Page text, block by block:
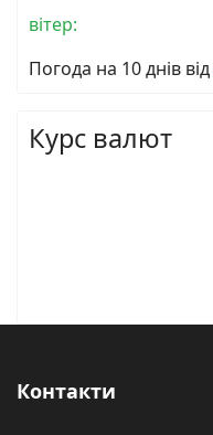
вітер:
Погода на 10 днів від
Курс валют
Контакти